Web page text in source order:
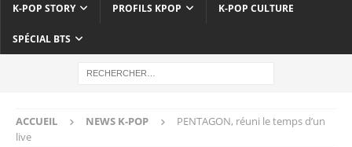
K-POP STORY PROFILS KPOP K-POP CULTURE
SPÉCIAL BTS
ACCUEIL NEWS K-POP
PENTAGON, réuni le temps d’un
live